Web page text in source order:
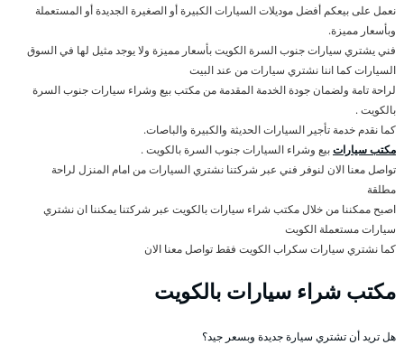
نعمل على بيعكم أفضل موديلات السيارات الكبيرة أو الصغيرة الجديدة أو المستعملة
وبأسعار مميزة.
فني يشتري سيارات جنوب السرة الكويت بأسعار مميزة ولا يوجد مثيل لها في السوق
السيارات كما اننا نشتري سيارات من عند البيت
لراحة تامة ولضمان جودة الخدمة المقدمة من مكتب بيع وشراء سيارات جنوب السرة
بالكويت .
كما نقدم خدمة تأجير السيارات الحديثة والكبيرة والباصات.
مكتب سياراتبيع وشراء السيارات جنوب السرة بالكويت .
تواصل معنا الان لنوفر فني عبر شركتنا نشتري السيارات من امام المنزل لراحة
مطلقة
اصبح ممكننا من خلال مكتب شراء سيارات بالكويت عبر شركتنا يمكننا ان نشتري
سيارات مستعملة الكويت
كما نشتري سيارات سكراب الكويت فقط تواصل معنا الان
مكتب شراء سيارات بالكويت
هل تريد أن تشتري سيارة جديدة وبسعر جيد؟